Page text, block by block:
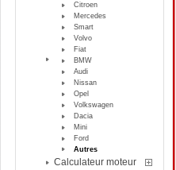
Citroen
Mercedes
Smart
Volvo
Fiat
BMW
Audi
Nissan
Opel
Volkswagen
Dacia
Mini
Ford
Autres
Calculateur moteur